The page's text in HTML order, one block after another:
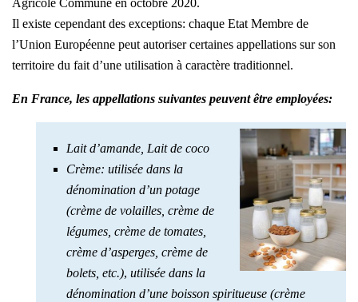
Agricole Commune en octobre 2020.
Il existe cependant des exceptions: chaque Etat Membre de
l’Union Européenne peut autoriser certaines appellations sur son
territoire du fait d’une utilisation à caractère traditionnel.
En France, les appellations suivantes peuvent être employées:
Lait d’amande, Lait de coco
Crème: utilisée dans la
dénomination d’un potage
(crème de volailles, crème de
légumes, crème de tomates,
crème d’asperges, crème de
bolets, etc.), utilisée dans la
dénomination d’une boisson spiritueuse (crème